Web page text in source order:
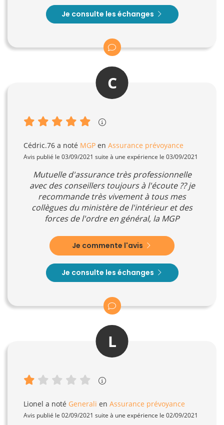
Je consulte les échanges
C
Cédric.76 a noté MGP en Assurance prévoyance
Avis publié le 03/09/2021 suite à une expérience le 03/09/2021
Mutuelle d'assurance très professionnelle
avec des conseillers toujours à l'écoute ?? je
recommande très vivement à tous mes
collègues du ministère de l'intérieur et des
forces de l'ordre en général, la MGP
Je commente l'avis
Je consulte les échanges
L
Lionel a noté Generali en Assurance prévoyance
Avis publié le 02/09/2021 suite à une expérience le 02/09/2021